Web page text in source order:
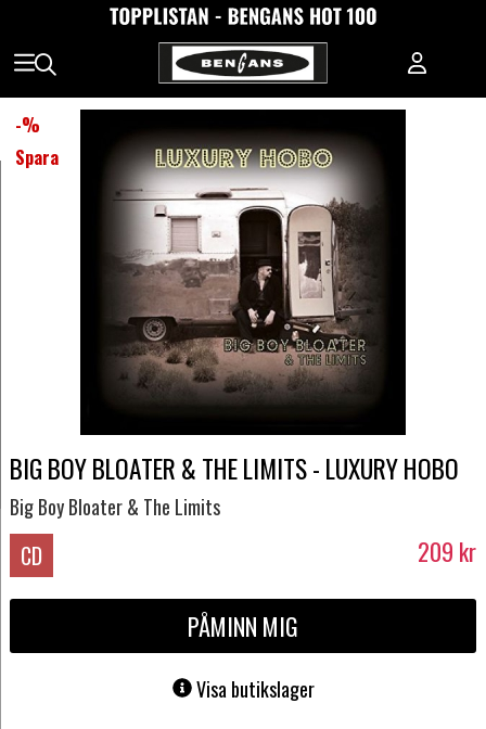
-%
Spara
BIG BOY BLOATER & THE LIMITS - LUXURY HOBO
Big Boy Bloater & The Limits
CD 209 kr
PÅMINN MIG
Visa butikslager